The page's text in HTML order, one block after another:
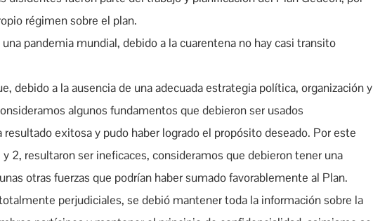
régimen sobre el plan.
pandemia mundial, debido a la cuarentena no hay casi transito
debido a la ausencia de una adecuada estrategia política, organización y
algunos fundamentos que debieron ser usados
exitosa y pudo haber logrado el propósito deseado. Por este
2, resultaron ser ineficaces, consideramos que debieron tener una
otras fuerzas que podrían haber sumado favorablemente al Plan.
perjudiciales, se debió mantener toda la información sobre la